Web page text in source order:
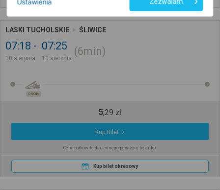
LASKI TUCHOLSKIE ŚLIWICE
07:18
10 sierpnia
07:25
10 sierpnia
6min
OSOB.
5,29 zł
Kup Bilet
Cena całkowita dla jednego pasażera bez ulgi
Kup bilet okresowy
Ustawienia Zezwalam